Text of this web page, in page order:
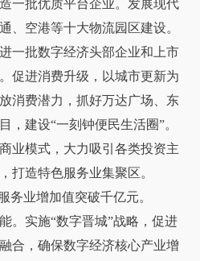
一批优质平台企业。发展现代
、空港等十大物流园区建设。
一批数字经济头部企业和上市
促进消费升级，以城市更新为
消费潜力，抓好万达广场、东
，建设“一刻钟便民生活圈”。
业模式，大力吸引各类投资主
打造特色服务业集聚区。
务业增加值突破千亿元。
实施“数字晋城”战略，促进
合，确保数字经济核心产业增